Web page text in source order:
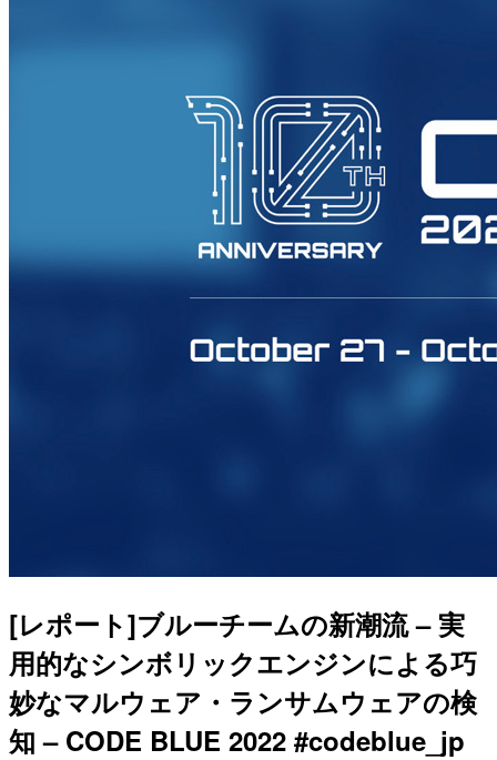
[レポート]ブルーチームの新潮流 – 実
用的なシンボリックエンジンによる巧
妙なマルウェア・ランサムウェアの検
知 – CODE BLUE 2022 #codeblue_jp